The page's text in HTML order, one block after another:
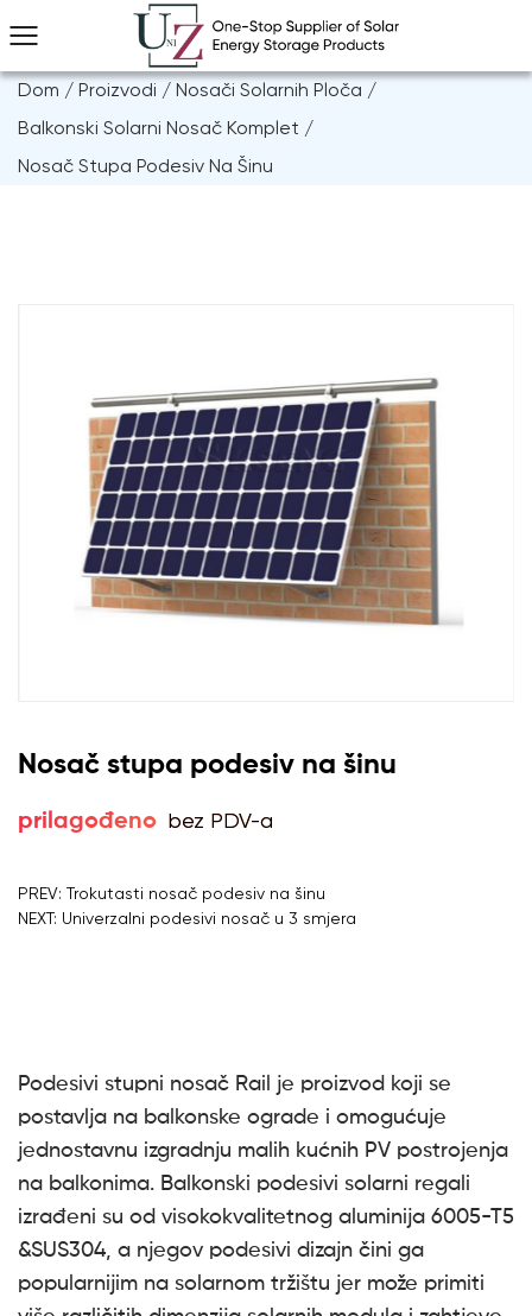
Dom / Proizvodi / Nosači Solarnih Ploča /
Balkonski Solarni Nosač Komplet /
Nosač Stupa Podesiv Na Šinu
Nosač stupa podesiv na šinu
prilagođeno bez PDV-a
PREV: Trokutasti nosač podesiv na šinu
NEXT: Univerzalni podesivi nosač u 3 smjera
Podesivi stupni nosač Rail je proizvod koji se
postavlja na balkonske ograde i omogućuje
jednostavnu izgradnju malih kućnih PV postrojenja
na balkonima. Balkonski podesivi solarni regali
izrađeni su od visokokvalitetnog aluminija 6005-T5
&SUS304, a njegov podesivi dizajn čini ga
popularnijim na solarnom tržištu jer može primiti